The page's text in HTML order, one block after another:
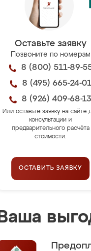
Оставьте заявку
Позвоните по номерам
8 (800) 511-89-
8 (495) 665-24-01
8 (926) 409-68-13
Или оставьте заявку на сайте
консультации и
предварительного расчёта
стоимости.
ОСТАВИТЬ ЗАЯВКУ
Ваша